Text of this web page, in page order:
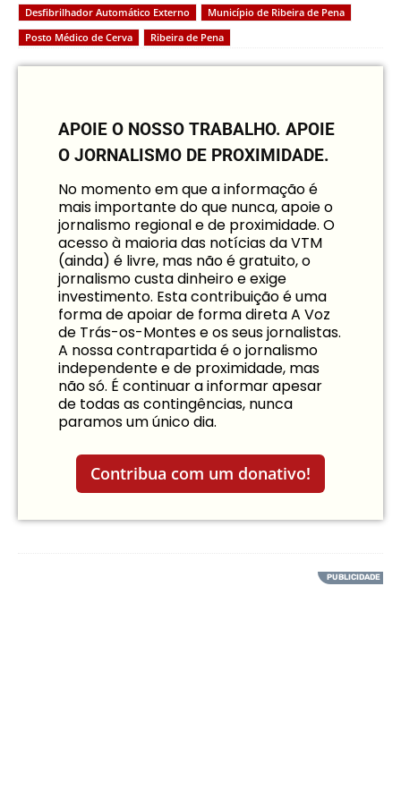
Desfibrilhador Automático Externo
Município de Ribeira de Pena
Posto Médico de Cerva
Ribeira de Pena
APOIE O NOSSO TRABALHO. APOIE
O JORNALISMO DE PROXIMIDADE.
No momento em que a informação é
mais importante do que nunca, apoie o
jornalismo regional e de proximidade. O
acesso à maioria das notícias da VTM
(ainda) é livre, mas não é gratuito, o
jornalismo custa dinheiro e exige
investimento. Esta contribuição é uma
forma de apoiar de forma direta A Voz
de Trás-os-Montes e os seus jornalistas.
A nossa contrapartida é o jornalismo
independente e de proximidade, mas
não só. É continuar a informar apesar
de todas as contingências, nunca
paramos um único dia.
Contribua com um donativo!